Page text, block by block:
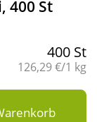
400 St
400 St
Grundpreis:
126,29 €/1 kg